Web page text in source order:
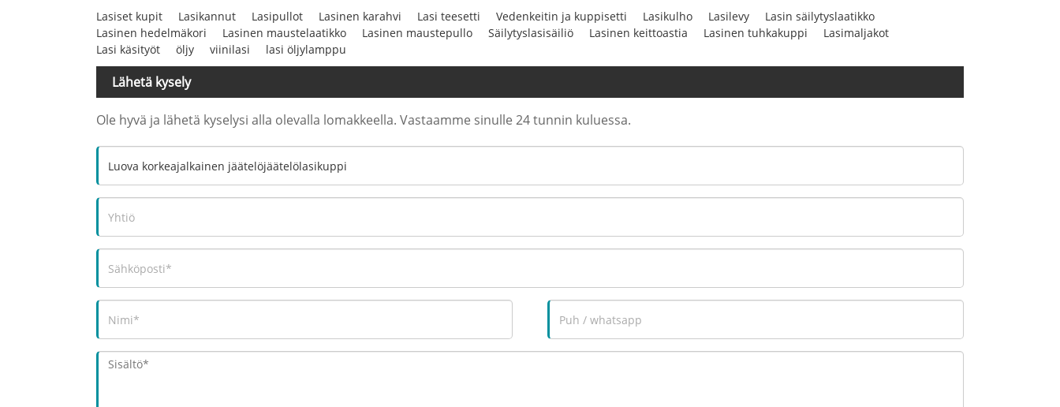
Lasiset kupit Lasikannut Lasipullot Lasinen karahvi Lasi teesetti Vedenkeitin ja kuppisetti Lasikulho Lasilevy
Lasin säilytyslaatikko
Lasinen hedelmäkori
Lasinen maustelaatikko Lasinen maustepullo Säilytyslasisäiliö Lasinen keittoastia Lasinen tuhkakuppi
Lasimaljakot
Lasi käsityöt
öljy viinilasi lasi öljylamppu
Lähetä kysely
Ole hyvä ja lähetä kyselysi alla olevalla lomakkeella. Vastaamme sinulle 24 tunnin kuluessa.